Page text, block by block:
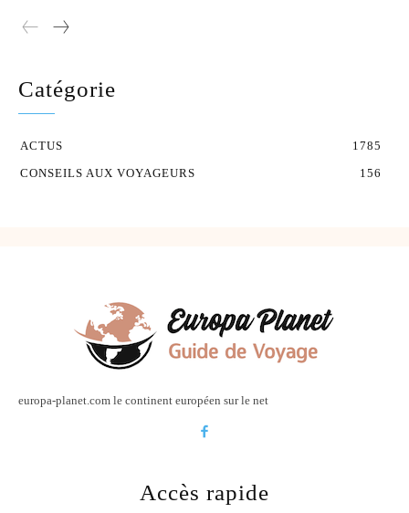
Catégorie
ACTUS
1785
CONSEILS AUX VOYAGEURS
156
europa-planet.com le continent européen sur le net
Accès rapide